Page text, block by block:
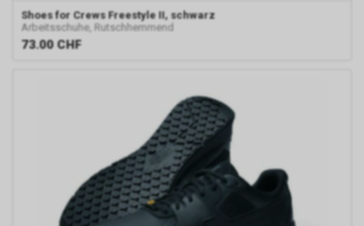
Shoes for Crews Freestyle II, schwarz
Arbeitsschuhe, Rutschhemmend
73.00 CHF